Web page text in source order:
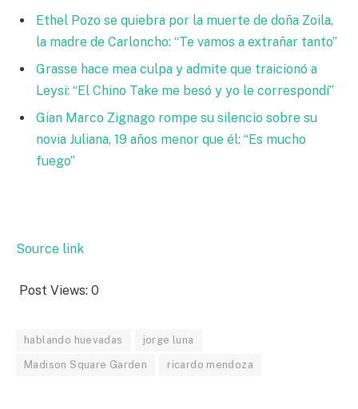
Ethel Pozo se quiebra por la muerte de doña Zoila,
la madre de Carloncho: “Te vamos a extrañar tanto”
Grasse hace mea culpa y admite que traicionó a
Leysi: “El Chino Take me besó y yo le correspondí”
Gian Marco Zignago rompe su silencio sobre su
novia Juliana, 19 años menor que él: “Es mucho
fuego”
Source link
Post Views: 0
hablando huevadas jorge luna
Madison Square Garden ricardo mendoza